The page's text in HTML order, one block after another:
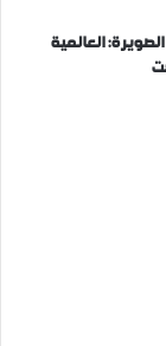
العالمية